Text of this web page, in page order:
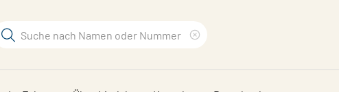
Suchbegriff
durchsuchen
löschen